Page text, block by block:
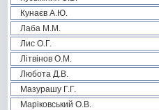
Кунаєв А.Ю.
Лаба М.М.
Лис О.Г.
Літвінов О.М.
Любота Д.В.
Мазурашу Г.Г.
Маріковський О.В.